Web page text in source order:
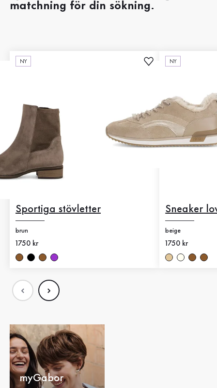
matchning för din sökning.
NY
Sportiga stövletter
brun
Nytt pris
1750 kr
NY
Sneaker
beige
Nytt pris
1750 kr
myGabor